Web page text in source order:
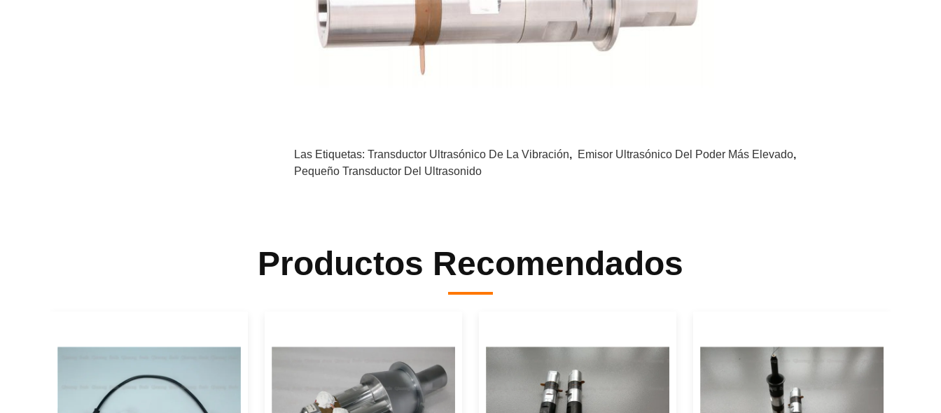
Las Etiquetas: Transductor Ultrasónico De La Vibración, Emisor Ultrasónico Del Poder Más Elevado,
Pequeño Transductor Del Ultrasonido
Productos Recomendados